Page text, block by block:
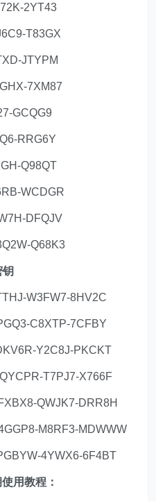
2YT43
T83GX
JTYPM
7XM87
GCQG9
RRG6Y
Q98QT
WCDGR
DFQJV
Q68K3
W3FW7-8HV2C
C8XTP-7CFBY
Y2C8J-PKCKT
T7PJ7-X766F
QWJK7-DRR8H
M8RF3-MDWWW
4YWX6-6F4BT
用教程：